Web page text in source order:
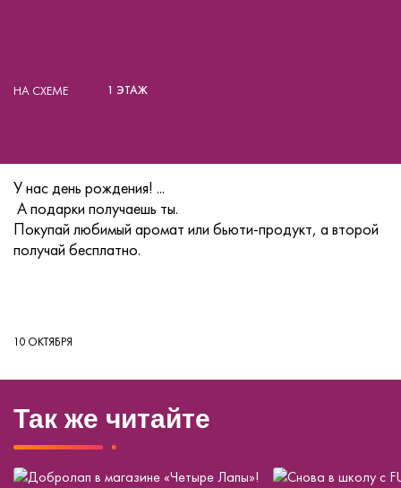
НА СХЕМЕ 1 ЭТАЖ
У нас день рождения! ...
А подарки получаешь ты.
Покупай любимый аромат или бьюти-продукт, а второй
получай бесплатно.
10 ОКТЯБРЯ
Так же читайте